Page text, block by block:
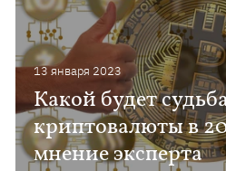
13 января 2023
Какой будет
криптовалюты в
мнение эксперта